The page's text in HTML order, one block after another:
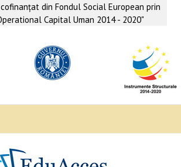
din Fondul Social European prin
Capital Uman 2014 - 2020"